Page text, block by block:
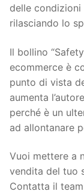
delle
rilasciando lo
Il bollino
ecommerce è
punto di vista
aumenta
perché è un
ad allontanare
Vuoi mettere a
vendita del tuo
Contatta il